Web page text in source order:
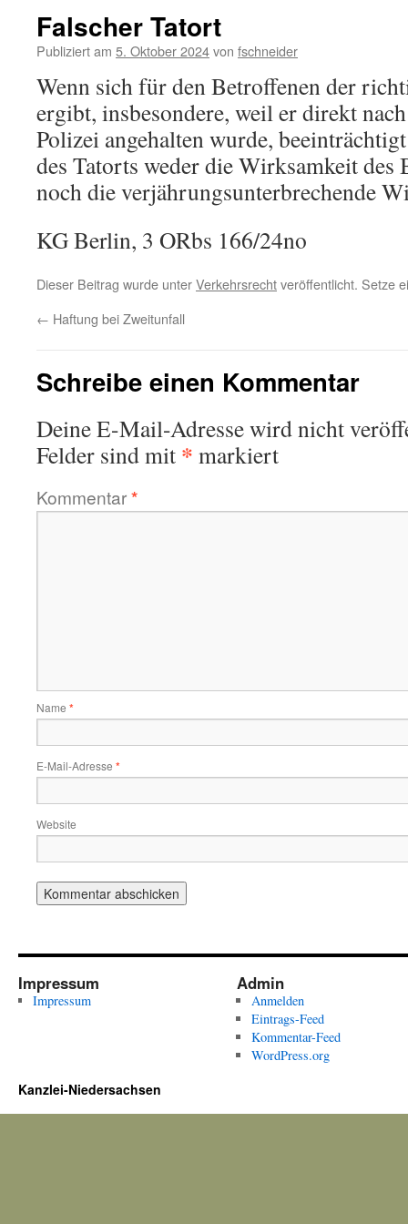
Falscher Tatort
Publiziert am 5. Oktober 2024von fschneider
Wenn sich für den Betroffenen der
ergibt, insbesondere, weil er direkt
Polizei angehalten wurde,
des Tatorts weder die Wirksamkeit des
noch die verjährungsunterbrechende
KG Berlin, 3 ORbs 166/24no
Dieser Beitrag wurde unterVerkehrsrechtveröffentlicht. Setze
← Haftung bei Zweitunfall
Schreibe einen Kommentar
Deine E-Mail-Adresse wird nicht
Felder sind mit * markiert
Kommentar*
Name *
E-Mail-Adresse *
Website
Impressum
Impressum
Admin
Anmelden
Eintrags-Feed
Kommentar-Feed
WordPress.org
Kanzlei-Niedersachsen